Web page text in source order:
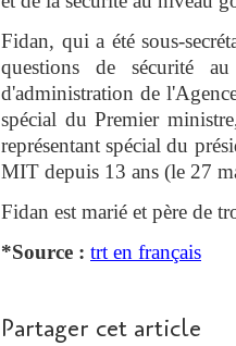
Fidan, qui a été sous-
questions de sécurité
d'administration de
spécial du Premier
représentant spécial du
MIT depuis 13 ans (le 27
Fidan est marié et père de
*Source : trt en français
Partager cet article